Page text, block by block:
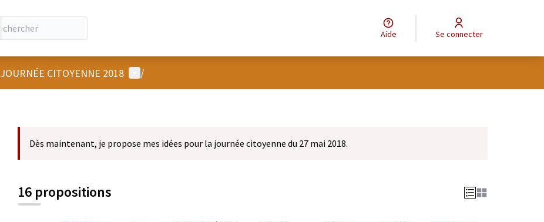
Aide Se connecter
JOURNÉE CITOYENNE 2018 Menu utilisateur
/
Dès maintenant, je propose mes idées pour la journée citoyenne du 27 mai 2018.
16 propositions